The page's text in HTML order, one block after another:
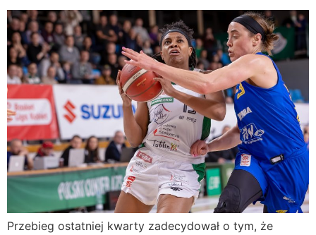
Przebieg ostatniej kwarty zadecydował o tym, że